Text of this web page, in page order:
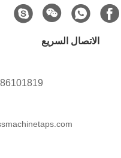
الاتصال السريع